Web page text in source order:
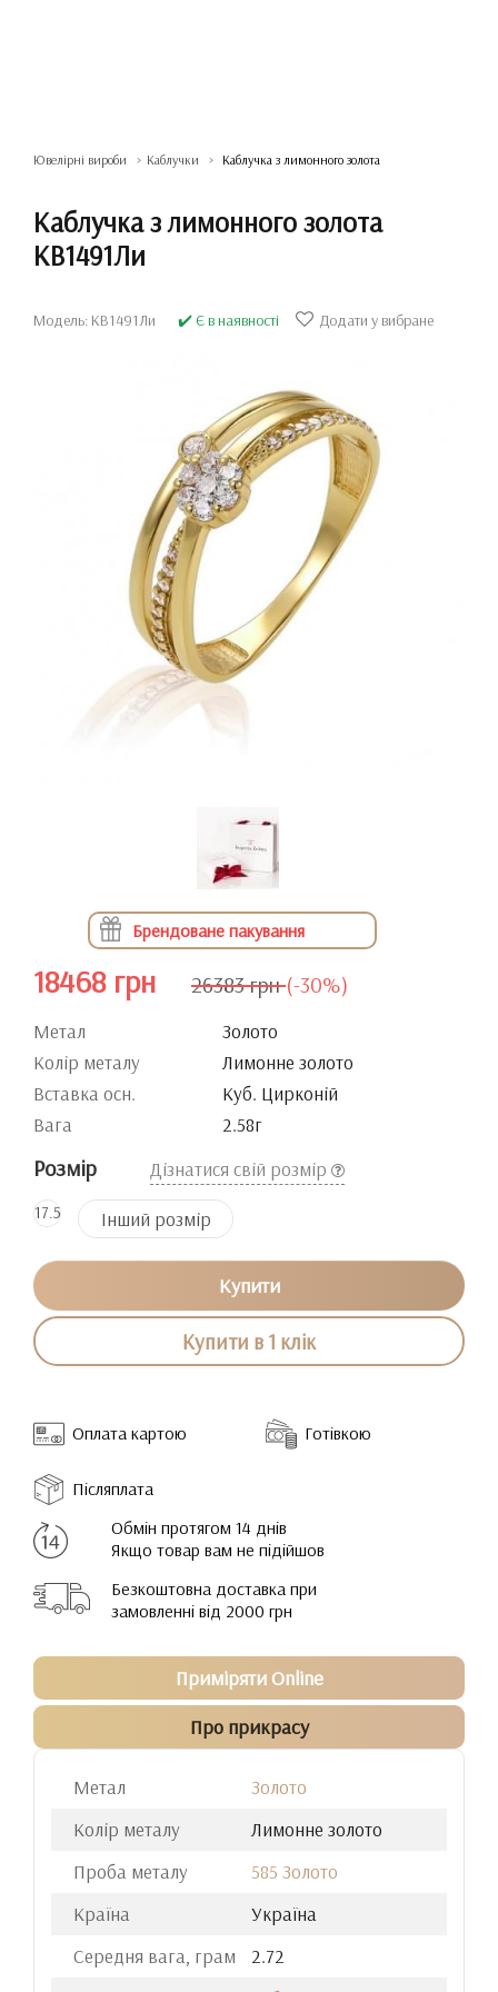
Ювелірні вироби Каблучки Каблучка з лимонного золота
Каблучка з лимонного золота
КВ1491Ли
Модель: КВ1491Ли ✔️ Є в наявності Додати у вибране
Брендоване пакування
18468 грн 26383 грн (-30%)
Метал
Золото
Колір металу
Лимонне золото
Вставка осн.
Куб. Цирконій
Вага
2.58г
Розмір Дізнатися свій розмір
17.5 Інший розмір
Купити
Купити в 1 клік
Оплата картою Готівкою
Післяплата
Обмін протягом 14 днів
Якщо товар вам не підійшов
Безкоштовна доставка при
замовленні від 2000 грн
Приміряти Online
Про прикрасу
Метал
Золото
Колір металу
Лимонне золото
Проба металу
585 Золото
Країна
Україна
Середня вага, грам
2.72